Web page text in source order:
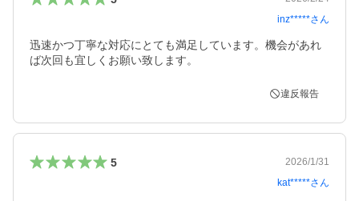
inz*****さん
迅速かつ丁寧な対応にとても満足しています。機会があれ
ば次回も宜しくお願い致します。
違反報告
5
2026/1/31
kat*****さん